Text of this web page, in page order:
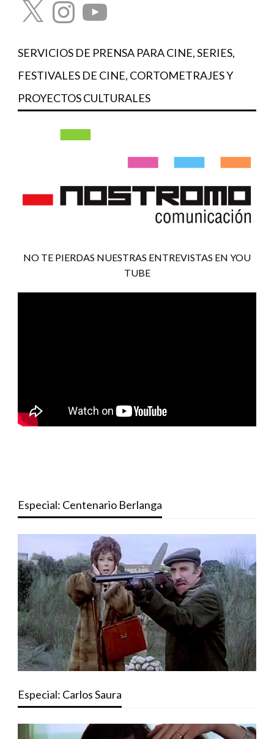
SERVICIOS DE PRENSA PARA CINE, SERIES,
FESTIVALES DE CINE, CORTOMETRAJES Y
PROYECTOS CULTURALES
NO TE PIERDAS NUESTRAS ENTREVISTAS EN YOU
TUBE
Especial: Centenario Berlanga
Especial: Carlos Saura